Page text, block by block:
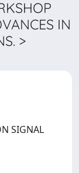
IN
>
SIGNAL